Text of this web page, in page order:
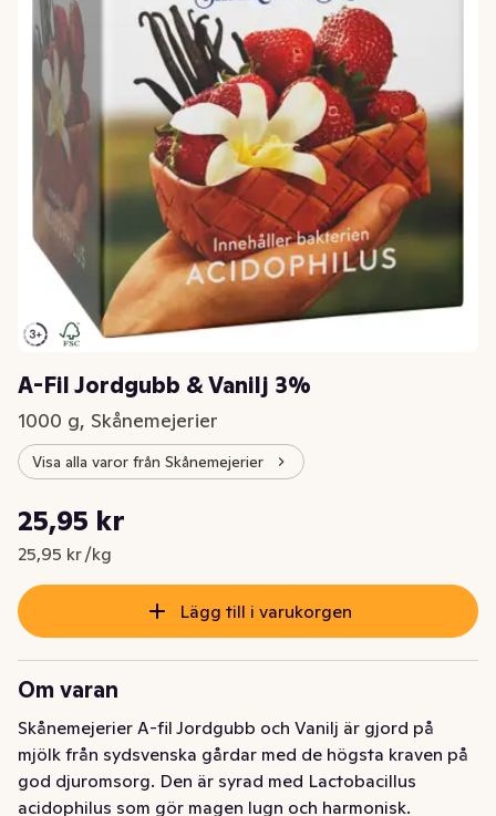
A-Fil Jordgubb & Vanilj 3%
1000 g, Skånemejerier
Visa alla varor från Skånemejerier
Nuvarande pris är: 25,95 kr
25,95 kr
25,95 kr /kg
Styckpris: 25,95 kr /kg
Lägg till i varukorgen
Om varan
Skånemejerier A-fil Jordgubb och Vanilj är gjord på
mjölk från sydsvenska gårdar med de högsta kraven på
god djuromsorg. Den är syrad med Lactobacillus
acidophilus som gör magen lugn och harmonisk.